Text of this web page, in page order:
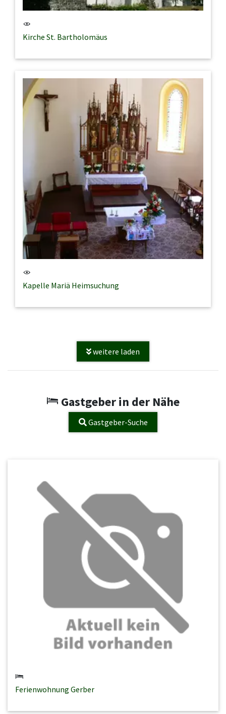
Kirche St. Bartholomäus
Kapelle Mariä Heimsuchung
weitere laden
Gastgeber in der Nähe
Gastgeber-Suche
Ferienwohnung Gerber